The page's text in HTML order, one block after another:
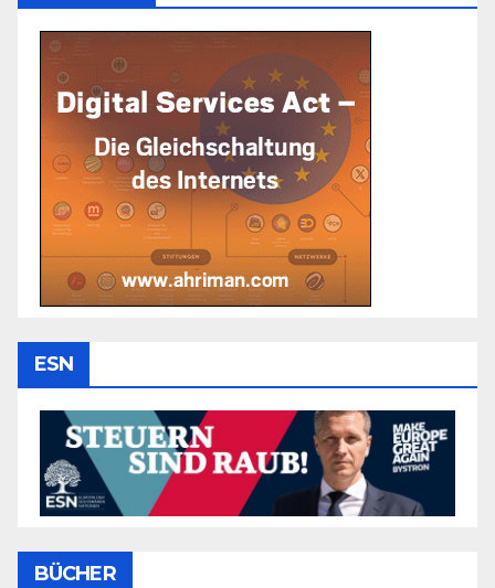
ESN
BÜCHER